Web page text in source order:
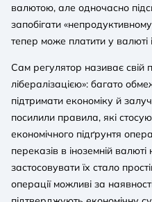
валютою, але одночасно
запобігати
тепер може платити у валюті
Сам регулятор називає
лібералізацією»: багато
підтримати економіку й
посилили правила, які
економічного підґрунтя
переказів в іноземній валюті
застосовувати їх стало
операції можливі за